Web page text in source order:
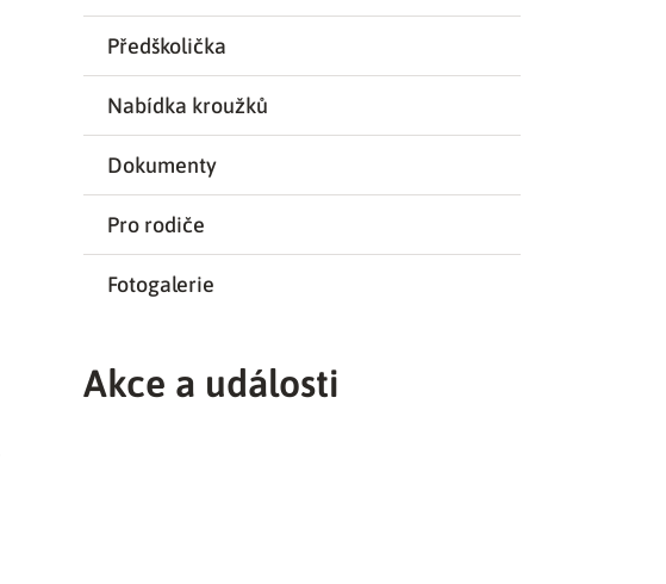
Předškolička
Nabídka kroužků
Dokumenty
Pro rodiče
Fotogalerie
Akce a události